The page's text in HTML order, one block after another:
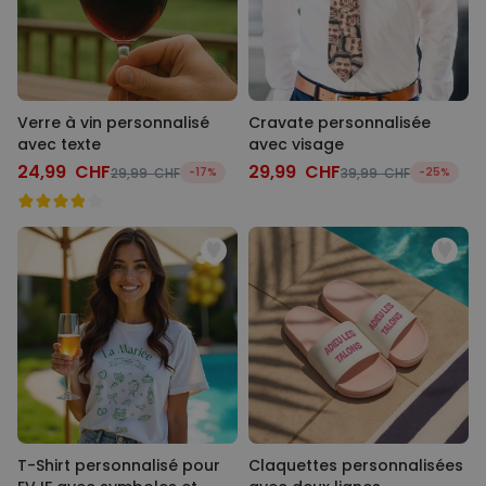
Verre à vin personnalisé
avec texte
24,99 CHF29,99 CHF -17%
Cravate personnalisée
avec visage
29,99 CHF39,99 CHF -25%
T-Shirt personnalisé pour
Claquettes personnalisées